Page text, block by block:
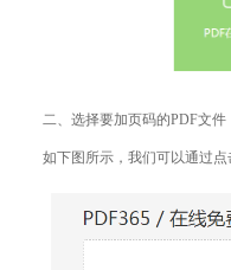
二、选择要加页码的PDF文件
如下图所示，我们可以通过点